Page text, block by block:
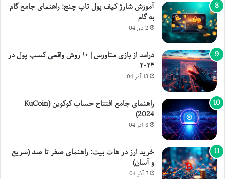
آموزش شارژ کیف پول تاپ چنج: راهنمای جامع گام
به گام
2 دی 04
درامد از بازی متاورس | ۱۰ روش واقعی کسب پول در
۲۰۲۴
13 آذر 04
راهنمای جامع افتتاح حساب کوکوین (KuCoin
2024)
8 آذر 04
خرید ارز در هات بیت: راهنمای صفر تا صد (سریع
و آسان)
7 آذر 04